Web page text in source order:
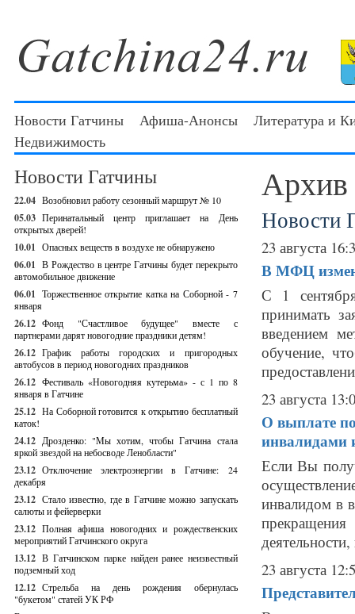
Новости Гатчины Афиша-Анонсы
Литература и
Недвижимость
Новости Гатчины
22.04 Возобновил работу сезонный маршрут № 10
05.03 Перинатальный центр приглашает на День
открытых дверей!
10.01 Опасных веществ в воздухе не обнаружено
06.01 В Рождество в центре Гатчины будет перекрыто
автомобильное движение
06.01 Торжественное открытие катка на Соборной - 7
января
26.12 Фонд "Счастливое будущее" вместе с
партнерами дарят новогодние праздники детям!
26.12 График работы городских и пригородных
автобусов в период новогодних праздников
26.12 Фестиваль «Новогодняя кутерьма» - с 1 по 8
января в Гатчине
25.12 На Соборной готовится к открытию бесплатный
каток!
24.12 Дрозденко: "Мы хотим, чтобы Гатчина стала
яркой звездой на небосводе Ленобласти"
23.12 Отключение электроэнергии в Гатчине: 24
декабря
23.12 Стало известно, где в Гатчине можно запускать
салюты и фейерверки
23.12 Полная афиша новогодних и рождественских
мероприятий Гатчинского округа
13.12 В Гатчинском парке найден ранее неизвестный
подземный ход
12.12 Стрельба на день рождения обернулась
"букетом" статей УК РФ
Архив
Новости
23 августа
В МФЦ
С 1
принимать
введением
обучение,
23 августа
О выплате
инвалидами
Если Вы
инвалидом в
23 августа